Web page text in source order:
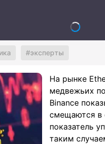
эксперты
На рынке
медвежьих
Binance
смещаются в
показатель
таким